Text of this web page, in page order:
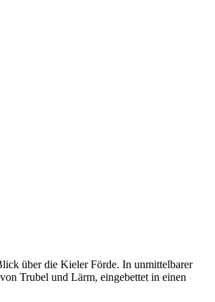
über die Kieler Förde. In unmittelbarer
Trubel und Lärm, eingebettet in einen